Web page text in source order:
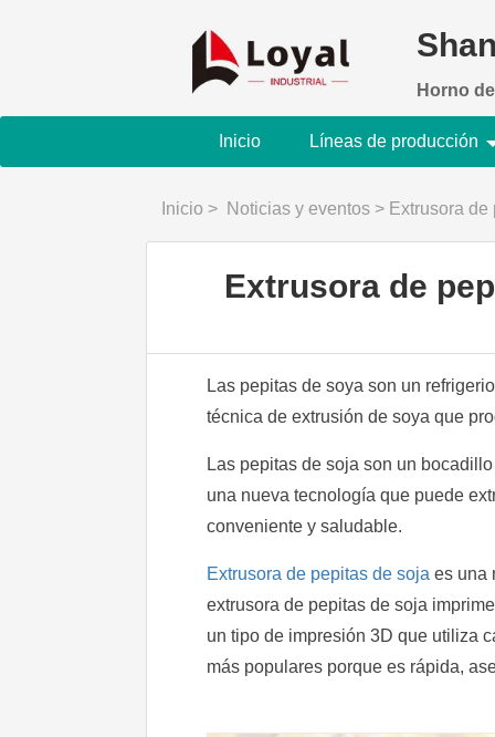
Horno
Inicio Líneas de producción
Inicio > Noticias y eventos > Extrusora
Extrusora de
Las pepitas de soya son un
técnica de extrusión de soya que
Las pepitas de soja son un
una nueva tecnología que puede
conveniente y saludable.
Extrusora de pepitas de soja es una
extrusora de pepitas de soja
un tipo de impresión 3D que utiliza
más populares porque es rápida,